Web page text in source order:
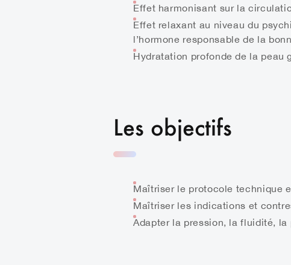
Effet harmonisant sur la
Effet relaxant au niveau du
l’hormone responsable de la
Hydratation profonde de la peau
Les objectifs
Maîtriser le protocole technique
Maîtriser les indications et
Adapter la pression, la fluidité,